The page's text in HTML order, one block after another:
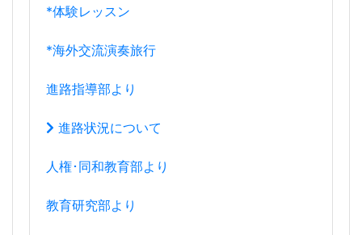
*体験レッスン
*海外交流演奏旅行
進路指導部より
進路状況について
人権･同和教育部より
教育研究部より